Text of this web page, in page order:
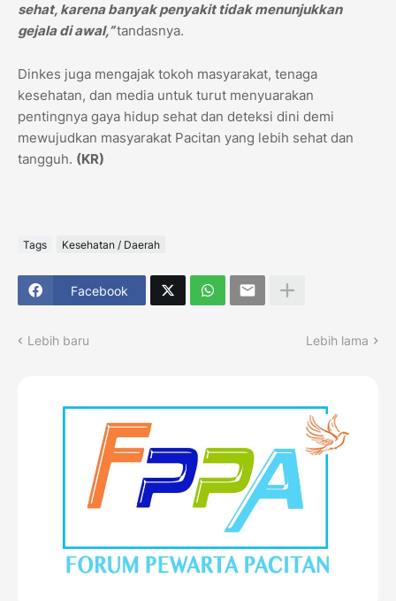
sehat, karena banyak penyakit tidak menunjukkan
gejala di awal,”tandasnya.
Dinkes juga mengajak tokoh masyarakat, tenaga
kesehatan, dan media untuk turut menyuarakan
pentingnya gaya hidup sehat dan deteksi dini demi
mewujudkan masyarakat Pacitan yang lebih sehat dan
tangguh. (KR)
Tags Kesehatan / Daerah
Facebook
Lebih baru Lebih lama